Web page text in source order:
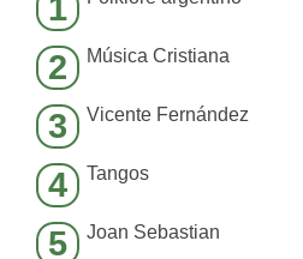
1
2 Música Cristiana
3 Vicente Fernández
4 Tangos
5 Joan Sebastian